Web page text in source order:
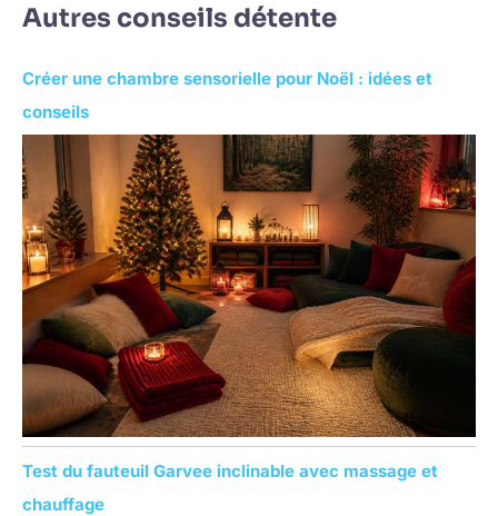
h
h
e
r
:
Autres conseils détente
Créer une chambre sensorielle pour Noël : idées et
conseils
Test du fauteuil Garvee inclinable avec massage et
chauffage